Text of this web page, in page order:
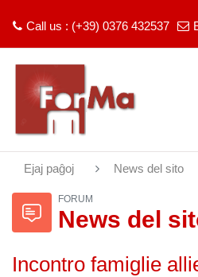
Call us : (+39) 0376 432537
Ejaj paĝoj News del sito
FORUM
News del
Incontro famiglie